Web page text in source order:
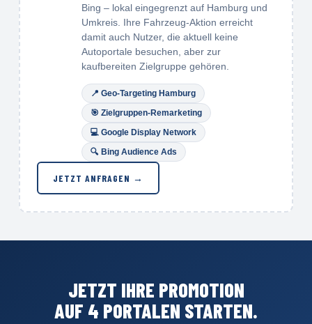
Bing – lokal eingegrenzt auf Hamburg und
Umkreis. Ihre Fahrzeug-Aktion erreicht
damit auch Nutzer, die aktuell keine
Autoportale besuchen, aber zur
kaufbereiten Zielgruppe gehören.
📍 Geo-Targeting Hamburg
🎯 Zielgruppen-Remarketing
💻 Google Display Network
🔍Bing Audience Ads
JETZT ANFRAGEN →
JETZT IHRE PROMOTION
AUF 4 PORTALEN STARTEN.